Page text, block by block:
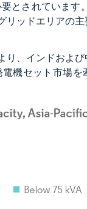
とされています
ッドエリアの
り、インドおよ
機セット市場を